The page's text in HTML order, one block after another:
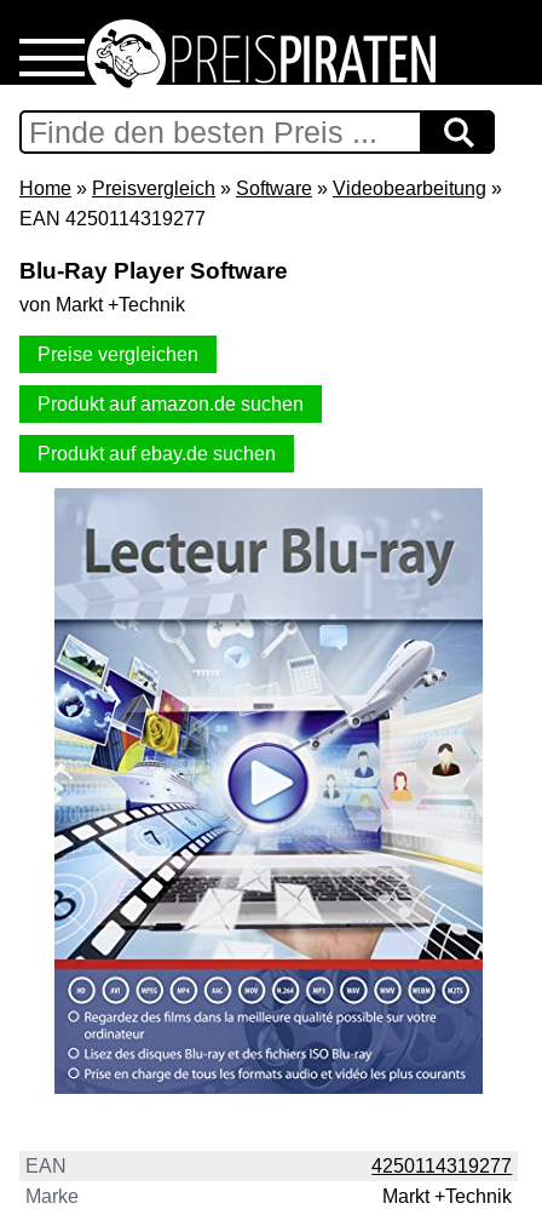
Home
Download
Support & Newsletter
Presse
Datenschutz
Impressum
Home » Preisvergleich » Software » Videobearbeitung »
EAN 4250114319277
Blu-Ray Player Software
von Markt +Technik
Preise vergleichen
Produkt auf amazon.de suchen
Produkt auf ebay.de suchen
EAN
4250114319277
Marke
Markt +Technik